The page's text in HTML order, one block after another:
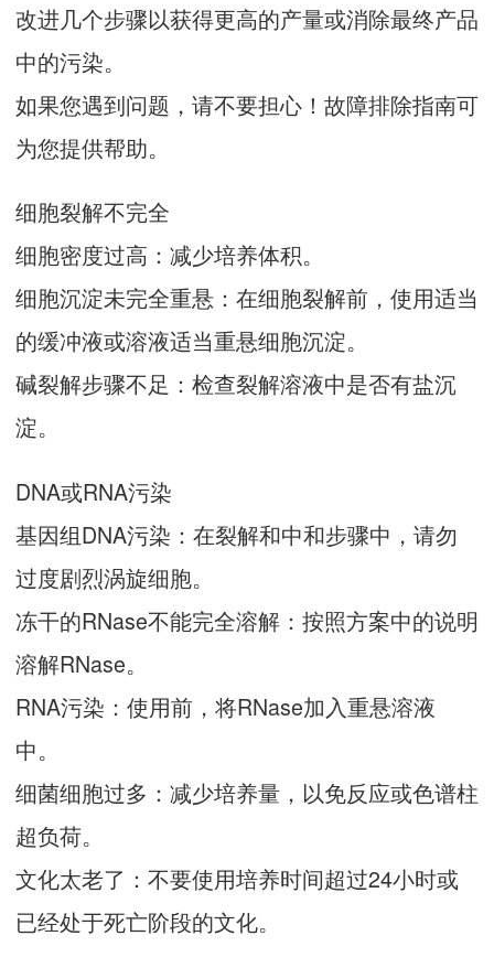
改进几个步骤以获得更高的产量或消除最终产品
中的污染。
如果您遇到问题，请不要担心！故障排除指南可
为您提供帮助。
细胞裂解不完全
细胞密度过高：减少培养体积。
细胞沉淀未完全重悬：在细胞裂解前，使用适当
的缓冲液或溶液适当重悬细胞沉淀。
碱裂解步骤不足：检查裂解溶液中是否有盐沉
淀。
DNA或RNA污染
基因组DNA污染：在裂解和中和步骤中，请勿
过度剧烈涡旋细胞。
冻干的RNase不能完全溶解：按照方案中的说明
溶解RNase。
RNA污染：使用前，将RNase加入重悬溶液
中。
细菌细胞过多：减少培养量，以免反应或色谱柱
超负荷。
文化太老了：不要使用培养时间超过24小时或
已经处于死亡阶段的文化。